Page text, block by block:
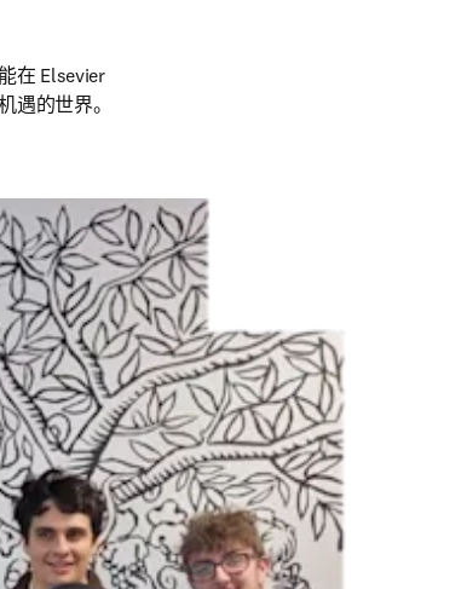
在 Elsevier
遇的世界。